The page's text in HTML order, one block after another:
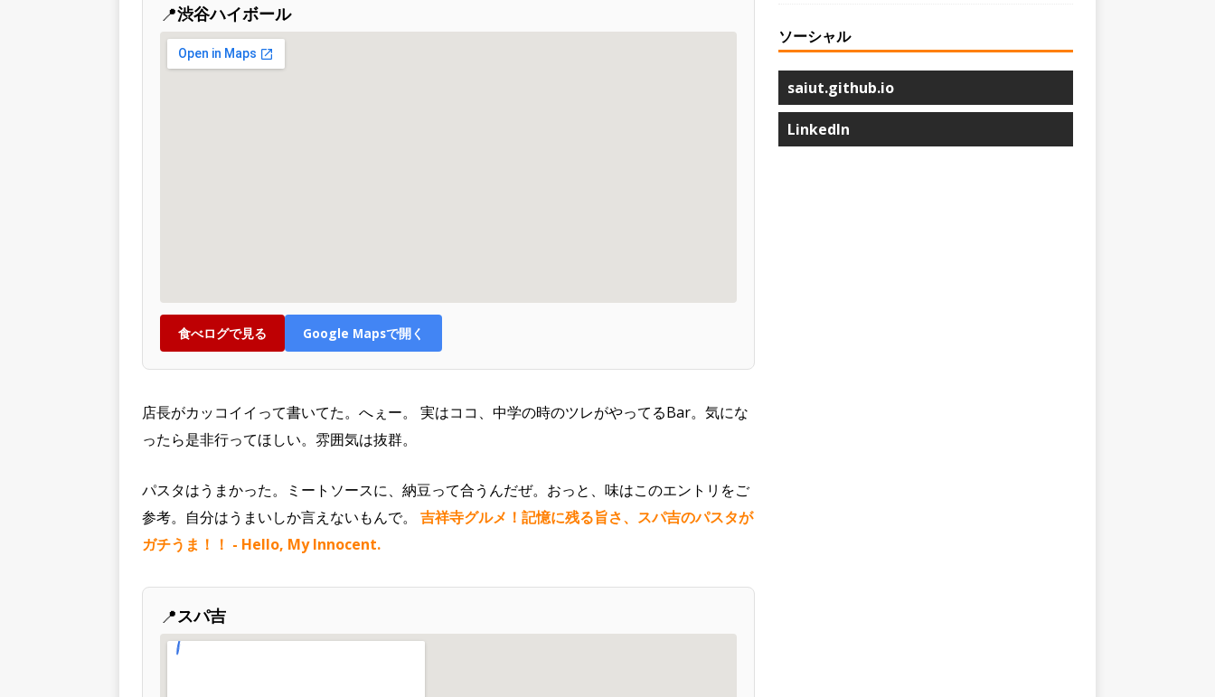
📍渋谷ハイボール
食べログで見る Google Mapsで開く
店長がカッコイイって書いてた。へぇー。 実はココ、中学の時のツレがやってるBar。気にな
ったら是非行ってほしい。雰囲気は抜群。
パスタはうまかった。ミートソースに、納豆って合うんだぜ。おっと、味はこのエントリをご
参考。自分はうまいしか言えないもんで。 吉祥寺グルメ！記憶に残る旨さ、スパ吉のパスタが
ガチうま！！ - Hello, My Innocent.
📍スパ吉
ソーシャル
saiut.github.io
LinkedIn